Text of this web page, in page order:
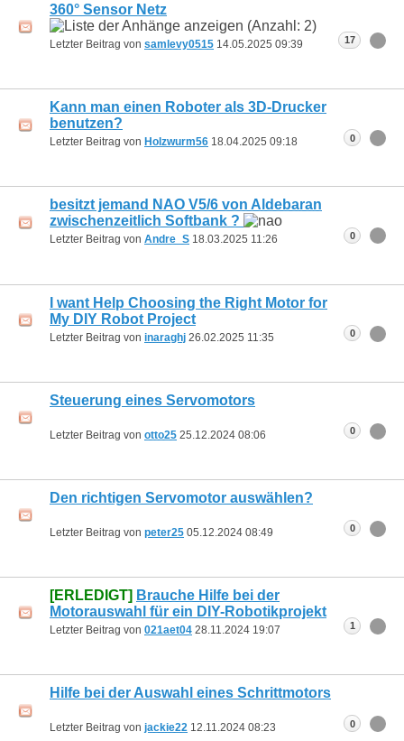
360° Sensor Netz
Letzter Beitrag von samlevy0515 14.05.2025 09:39 17
Kann man einen Roboter als 3D-Drucker
benutzen?
Letzter Beitrag von Holzwurm56 18.04.2025 09:18 0
besitzt jemand NAO V5/6 von Aldebaran
zwischenzeitlich Softbank ?
Letzter Beitrag von Andre_S 18.03.2025 11:26 0
I want Help Choosing the Right Motor for
My DIY Robot Project
Letzter Beitrag von inaraghj 26.02.2025 11:35 0
Steuerung eines Servomotors
Letzter Beitrag von otto25 25.12.2024 08:06 0
Den richtigen Servomotor auswählen?
Letzter Beitrag von peter25 05.12.2024 08:49 0
[ERLEDIGT] Brauche Hilfe bei der
Motorauswahl für ein DIY-Robotikprojekt
Letzter Beitrag von 021aet04 28.11.2024 19:07 1
Hilfe bei der Auswahl eines Schrittmotors
Letzter Beitrag von jackie22 12.11.2024 08:23 0